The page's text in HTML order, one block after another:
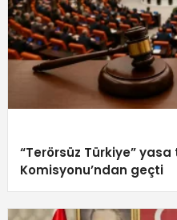
“Terörsüz Türkiye”
Komisyonu’ndan geçti